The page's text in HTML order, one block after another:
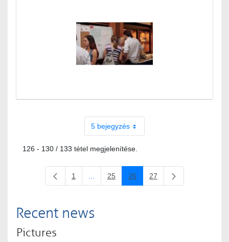
5 bejegyzés
126 - 130 / 133 tétel megjelenítése.
Oldal
1 Köztes oldalak Navigáljon a TAB
Oldal
25 Oldal
26 Oldal
27
Recent news
Pictures